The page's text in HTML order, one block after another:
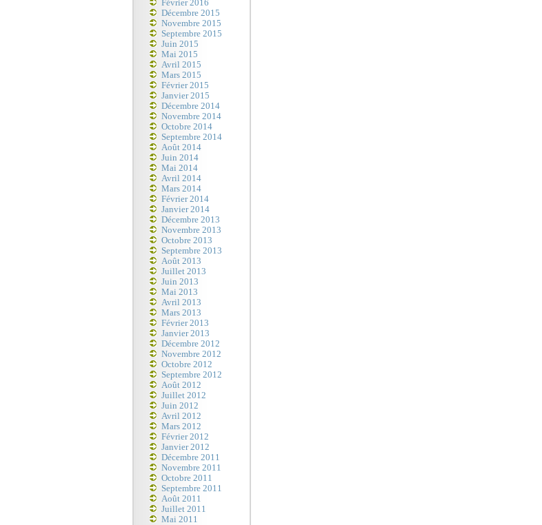
Février 2016
Décembre 2015
Novembre 2015
Septembre 2015
Juin 2015
Mai 2015
Avril 2015
Mars 2015
Février 2015
Janvier 2015
Décembre 2014
Novembre 2014
Octobre 2014
Septembre 2014
Août 2014
Juin 2014
Mai 2014
Avril 2014
Mars 2014
Février 2014
Janvier 2014
Décembre 2013
Novembre 2013
Octobre 2013
Septembre 2013
Août 2013
Juillet 2013
Juin 2013
Mai 2013
Avril 2013
Mars 2013
Février 2013
Janvier 2013
Décembre 2012
Novembre 2012
Octobre 2012
Septembre 2012
Août 2012
Juillet 2012
Juin 2012
Avril 2012
Mars 2012
Février 2012
Janvier 2012
Décembre 2011
Novembre 2011
Octobre 2011
Septembre 2011
Août 2011
Juillet 2011
Mai 2011